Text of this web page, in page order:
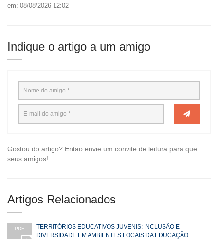
em: 08/08/2026 12:02
Indique o artigo a um amigo
Gostou do artigo? Então envie um convite de leitura para que
seus amigos!
Artigos Relacionados
PDF
TERRITÓRIOS EDUCATIVOS JUVENIS: INCLUSÃO E
DIVERSIDADE EM AMBIENTES LOCAIS DA EDUCAÇÃO